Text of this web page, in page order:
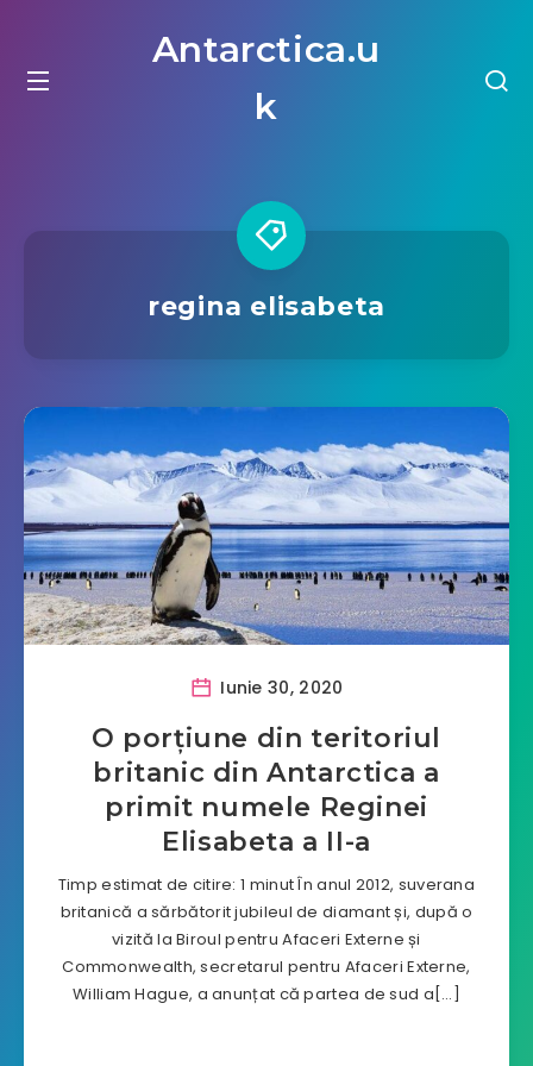
Antarctica.u
k
regina elisabeta
Iunie 30, 2020
O porțiune din teritoriul
britanic din Antarctica a
primit numele Reginei
Elisabeta a II-a
Timp estimat de citire: 1 minut În anul 2012, suverana
britanică a sărbătorit jubileul de diamant și, după o
vizită la Biroul pentru Afaceri Externe și
Commonwealth, secretarul pentru Afaceri Externe,
William Hague, a anunțat că partea de sud a[…]